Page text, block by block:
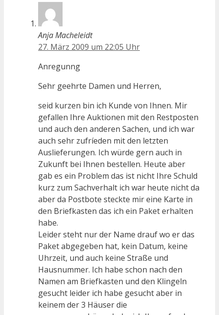
Anja Macheleidt
27. März 2009 um 22:05 Uhr
Anregunng
Sehr geehrte Damen und Herren,
seid kurzen bin ich Kunde von Ihnen. Mir
gefallen Ihre Auktionen mit den Restposten
und auch den anderen Sachen, und ich war
auch sehr zufríeden mit den letzten
Auslieferungen. Ich würde gern auch in
Zukunft bei Ihnen bestellen. Heute aber
gab es ein Problem das ist nicht Ihre Schuld
kurz zum Sachverhalt ich war heute nicht da
aber da Postbote steckte mir eine Karte in
den Briefkasten das ich ein Paket erhalten
habe.
Leider steht nur der Name drauf wo er das
Paket abgegeben hat, kein Datum, keine
Uhrzeit, und auch keine Straße und
Hausnummer. Ich habe schon nach den
Namen am Briefkasten und den Klingeln
gesucht leider ich habe gesucht aber in
keinem der 3 Häuser die